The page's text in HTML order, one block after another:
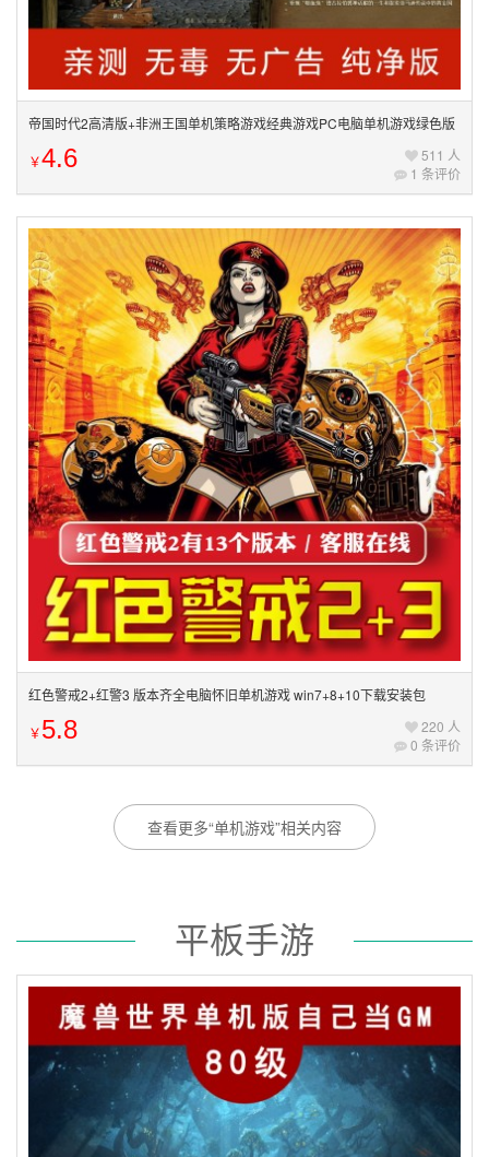
帝国时代2高清版+非洲王国单机策略游戏经典游戏PC电脑单机游戏绿色版
￥ 4.6
511 人
1 条评价
红色警戒2+红警3 版本齐全电脑怀旧单机游戏 win7+8+10下载安装包
￥5.8
220 人
0 条评价
查看更多“单机游戏”相关内容
平板手游